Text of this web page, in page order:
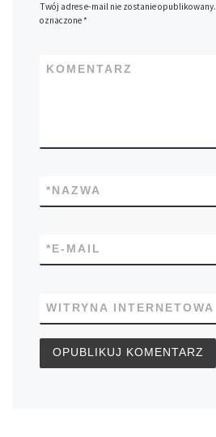
Twój adres e-mail nie zostanie opublikowany.
oznaczone*
KOMENTARZ
NAZWA
*
E-MAIL
*
WITRYNA INTERNETOWA